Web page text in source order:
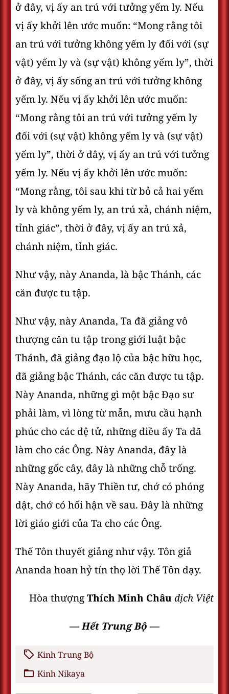
ở đây, vị ấy an trú với tưởng yếm ly. Nếu
vị ấy khởi lên ước muốn: “Mong rằng tôi
an trú với tưởng không yếm ly đối với (sự
vật) yếm ly và (sự vật) không yếm ly”, thời
ở đây, vị ấy sống an trú với tưởng không
yếm ly. Nếu vị ấy khởi lên ước muốn:
“Mong rằng tôi an trú với tưởng yếm ly
đối với (sự vật) không yếm ly và (sự vật)
yếm ly”, thời ở đây, vị ấy an trú với tưởng
yếm ly. Nếu vị ấy khởi lên ước muốn:
“Mong rằng, tôi sau khi từ bỏ cả hai yếm
ly và không yếm ly, an trú xả, chánh niệm,
tỉnh giác”, thời ở đây, vị ấy an trú xả,
chánh niệm, tỉnh giác.
Như vậy, này Ananda, là bậc Thánh, các
căn được tu tập.
Như vậy, này Ananda, Ta đã giảng vô
thượng căn tu tập trong giới luật bậc
Thánh, đã giảng đạo lộ của bậc hữu học,
đã giảng bậc Thánh, các căn được tu tập.
Này Ananda, những gì một bậc Ðạo sư
phải làm, vì lòng từ mẫn, mưu cầu hạnh
phúc cho các đệ tử, những điều ấy Ta đã
làm cho các Ông. Này Ananda, đây là
những gốc cây, đây là những chỗ trống.
Này Ananda, hãy Thiền tư, chớ có phóng
dật, chớ có hối hận về sau. Ðây là những
lời giáo giới của Ta cho các Ông.
Thế Tôn thuyết giảng như vậy. Tôn giả
Ananda hoan hỷ tín thọ lời Thế Tôn dạy.
Hòa thượngThích Minh Châudịch Việt
— Hết Trung Bộ —
Kinh Trung Bộ
Kinh Nikaya